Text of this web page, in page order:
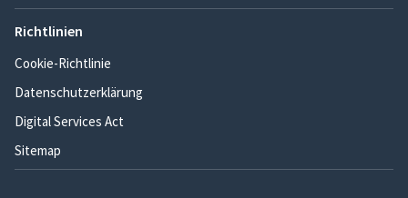
Richtlinien
Cookie-Richtlinie
Datenschutzerklärung
Digital Services Act
Sitemap